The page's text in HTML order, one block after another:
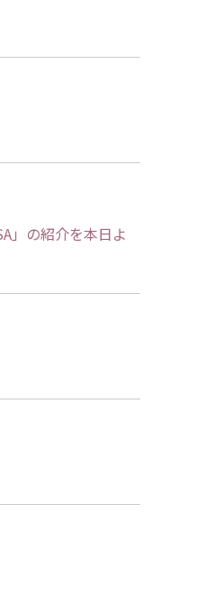
」の紹介を本日よ